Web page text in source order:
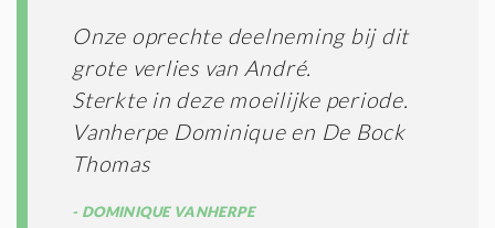
Onze oprechte deelneming bij dit
grote verlies van André.
Sterkte in deze moeilijke periode.
Vanherpe Dominique en De Bock
Thomas
DOMINIQUE VANHERPE